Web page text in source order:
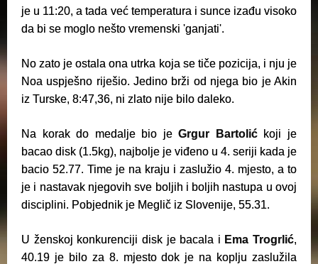
je u 11:20, a tada već temperatura i sunce izađu visoko
da bi se moglo nešto vremenski 'ganjati'.
No zato je ostala ona utrka koja se tiče pozicija, i nju je
Noa uspješno riješio. Jedino brži od njega bio je Akin
iz Turske, 8:47,36, ni zlato nije bilo daleko.
Na korak do medalje bio jeGrgur Bartolićkoji je
bacao disk (1.5kg), najbolje je viđeno u 4. seriji kada je
bacio 52.77. Time je na kraju i zaslužio 4. mjesto, a to
je i nastavak njegovih sve boljih i boljih nastupa u ovoj
disciplini. Pobjednik je Meglič iz Slovenije, 55.31.
U ženskoj konkurenciji disk je bacala i Ema Trogrlić,
40.19 je bilo za 8. mjesto dok je na koplju zaslužila